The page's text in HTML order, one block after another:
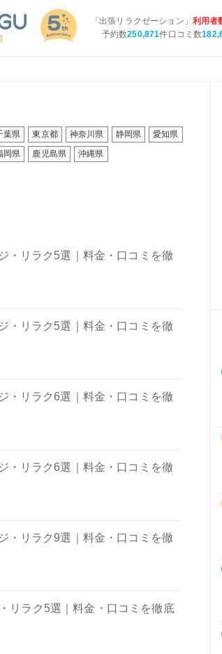
「出張リラクゼーション」 利用者
予約数250,871件口コミ数
葉県 東京都 神奈川県 静岡県
愛知県
岡県 鹿児島県 沖縄県
・リラク5選｜料金・口コミを徹
・リラク5選｜料金・口コミを徹
・リラク6選｜料金・口コミを徹
・リラク6選｜料金・口コミを徹
・リラク9選｜料金・口コミを徹
リラク5選｜料金・口コミを徹底